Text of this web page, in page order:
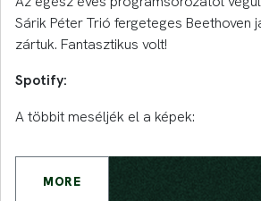
Sárik Péter Trió fergeteges Beethoven
zártuk. Fantasztikus volt!
Spotify:
A többit meséljék el a képek:
MORE